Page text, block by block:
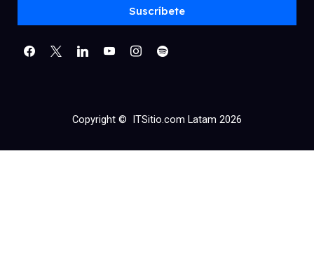
Suscríbete
Copyright © ITSitio.com Latam 2026